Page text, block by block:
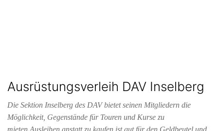
Ausrüstungsverleih DAV Inselberg
Die Sektion Inselberg des DAV bietet seinen Mitgliedern die
Möglichkeit, Gegenstände für Touren und Kurse zu
mieten.Ausleihen anstatt zu kaufen ist gut für den Geldbeutel und